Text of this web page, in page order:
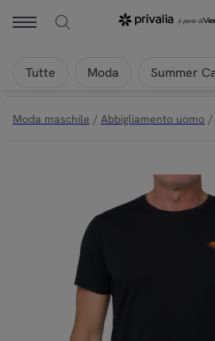
Tutte Moda Summer
Moda maschile / Abbigliamento uomo /